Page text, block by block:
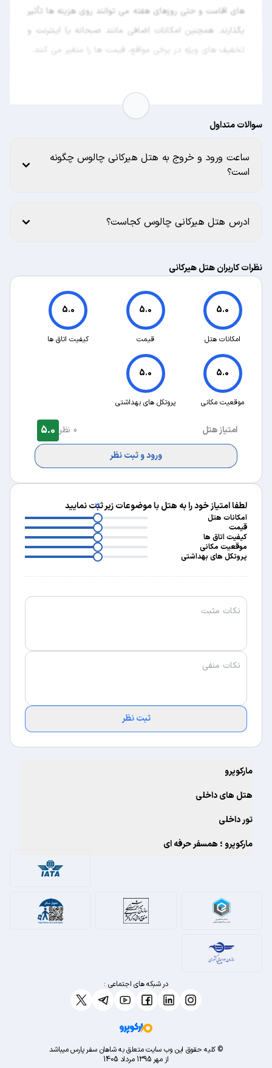
‌های اقامت و حتی روزهای هفته می ‌توانند روی هزینه ‌ها تأثیر
بگذارند. همچنین امکانات اضافی مانند صبحانه یا اینترنت و
تخفیف‌ های ویژه در برخی مواقع، قیمت‌ ها را متغیر می‌ کنند.
سوالات متداول
ساعت ورود و خروج به هتل هیرکانی چالوس چگونه
است؟
ادرس هتل هیرکانی چالوس کجاست؟
نظرات کاربران هتل هیرکانی
5.0
امکانات هتل
5.0
قیمت
5.0
کیفیت اتاق ها
5.0
موقعیت مکانی
5.0
پروتکل های بهداشتی
امتیاز هتل 0 نظر 5.0
ورود و ثبت نظر
لطفا امتیاز خود را به هتل با موضوعات زیر ثبت نمایید
امکانات هتل
3
قیمت
3
کیفیت اتاق ها
3
موقعیت مکانی
3
پروتکل های بهداشتی
3
ثبت نظر
مارکوپرو
هتل های داخلی
تور داخلی
مارکوپرو ؛ همسفر حرفه ای
در شبکه های اجتماعی :
© کلیه حقوق این وب سایت متعلق به شاهان سفر پارس میباشد
از مهر 1395 مرداد 1405